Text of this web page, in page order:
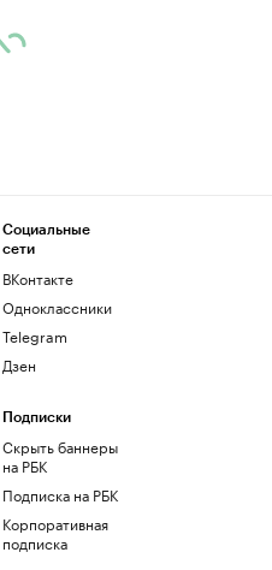
Социальные
сети
ВКонтакте
Одноклассники
Telegram
Дзен
Подписки
Скрыть баннеры
на РБК
Подписка на РБК
Корпоративная
подписка